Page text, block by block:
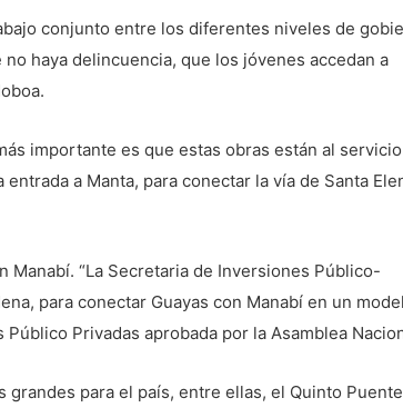
conjunto entre los diferentes niveles de
haya delincuencia, que los jóvenes accedan a
importante es que estas obras están al
a Manta, para conectar la vía de Santa
“La Secretaria de Inversiones Público-
para conectar Guayas con Manabí en un
Privadas aprobada por la Asamblea
para el país, entre ellas, el Quinto